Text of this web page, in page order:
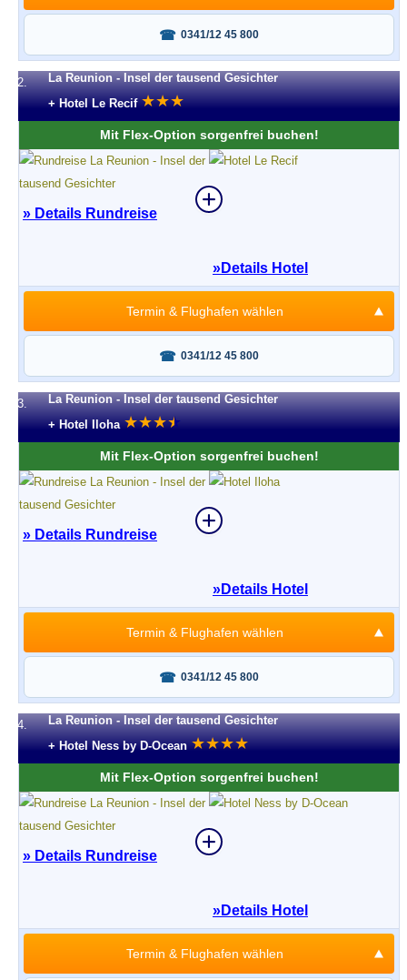
0341/12 45 800
2.
La Reunion - Insel der tausend Gesichter
+ Hotel Le Recif ★★★
Mit Flex-Option sorgenfrei buchen!
» Details Rundreise
»Details Hotel
0341/12 45 800
Termin & Flughafen wählen
3.
La Reunion - Insel der tausend Gesichter
+ Hotel Iloha ★★★★
★
Mit Flex-Option sorgenfrei buchen!
» Details Rundreise
»Details Hotel
0341/12 45 800
Termin & Flughafen wählen
4.
La Reunion - Insel der tausend Gesichter
+ Hotel Ness by D-Ocean ★★★★
Mit Flex-Option sorgenfrei buchen!
» Details Rundreise
»Details Hotel
Termin & Flughafen wählen